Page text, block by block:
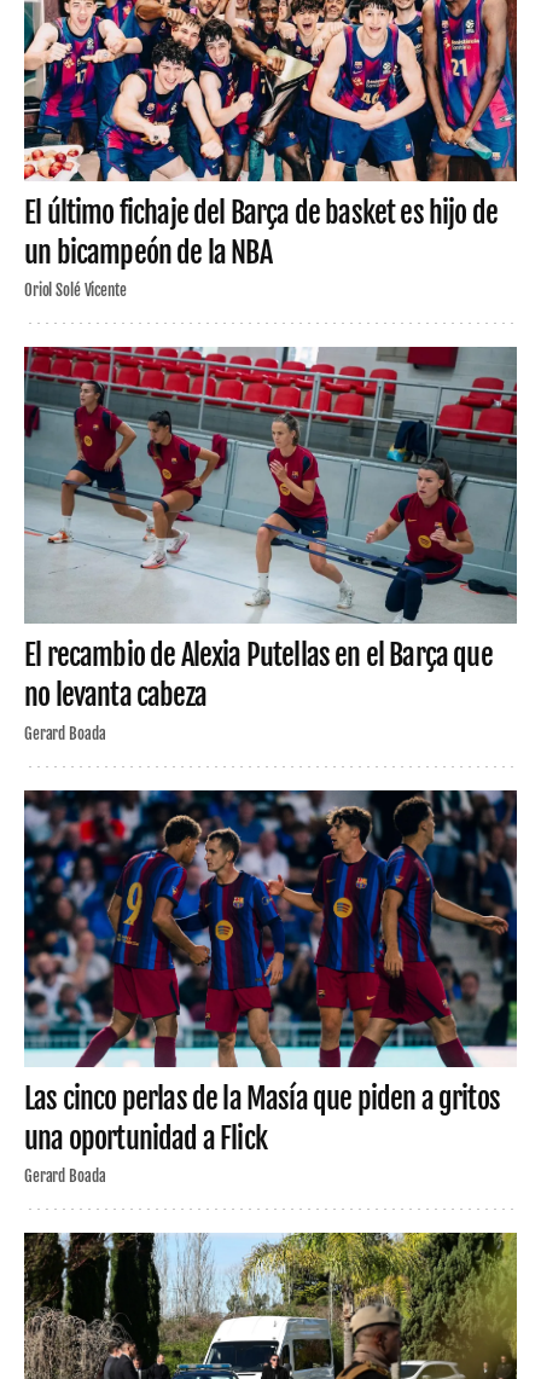
El último fichaje del Barça de basket es hijo de
un bicampeón de la NBA
Oriol Solé Vicente
El recambio de Alexia Putellas en el Barça que
no levanta cabeza
Gerard Boada
Las cinco perlas de la Masía que piden a gritos
una oportunidad a Flick
Gerard Boada